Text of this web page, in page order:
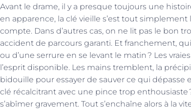
Avant le drame, il y a presque toujours une
en apparence, la clé vieille s’est tout
compte. Dans d’autres cas, on ne lit pas le bon
accident de parcours garanti. Et franchement,
ou d’une serrure en se levant le matin ? Les
l’esprit disponible. Les mains tremblent, la
bidouille pour essayer de sauver ce qui dépasse
clé récalcitrant avec une pince trop enthousiaste
s’abîmer gravement. Tout s’enchaîne alors à la